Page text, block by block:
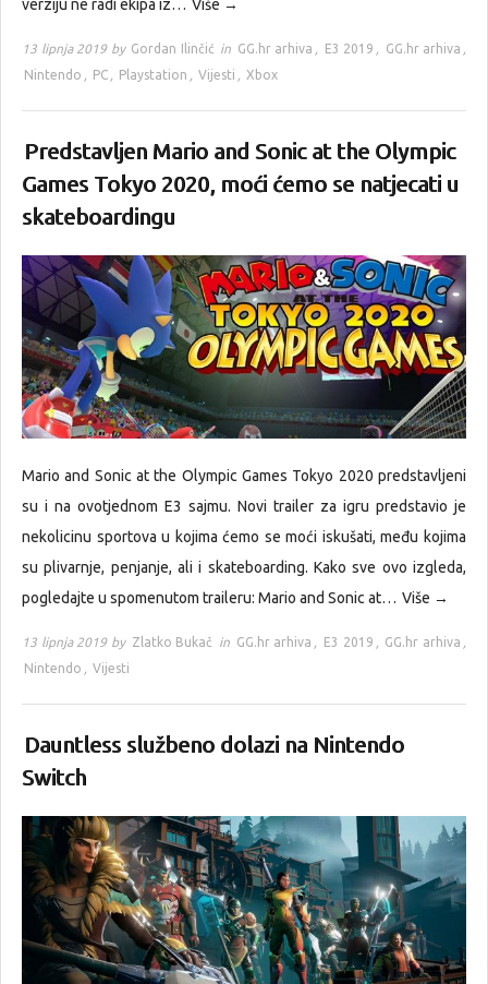
verziju ne radi ekipa iz… Više →
13 lipnja 2019 by Gordan Ilinčić in GG.hr arhiva , E3 2019 , GG.hr arhiva ,
Nintendo , PC , Playstation , Vijesti , Xbox
Predstavljen Mario and Sonic at the Olympic
Games Tokyo 2020, moći ćemo se natjecati u
skateboardingu
Mario and Sonic at the Olympic Games Tokyo 2020 predstavljeni
su i na ovotjednom E3 sajmu. Novi trailer za igru predstavio je
nekolicinu sportova u kojima ćemo se moći iskušati, među kojima
su plivarnje, penjanje, ali i skateboarding. Kako sve ovo izgleda,
pogledajte u spomenutom traileru: Mario and Sonic at… Više →
13 lipnja 2019 by Zlatko Bukač in GG.hr arhiva , E3 2019 , GG.hr arhiva ,
Nintendo , Vijesti
Dauntless službeno dolazi na Nintendo
Switch